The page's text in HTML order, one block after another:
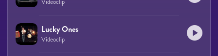
Lucky Ones
Videoclip